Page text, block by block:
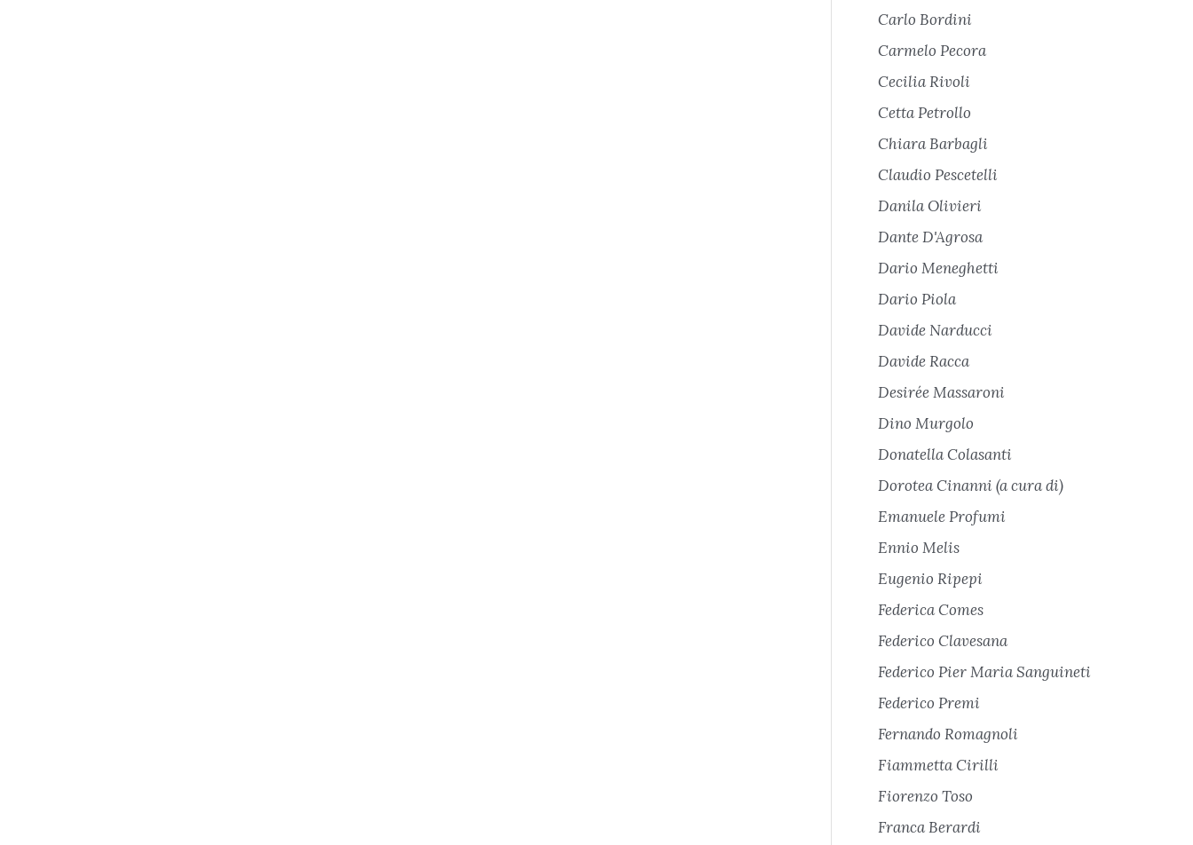
Carlo Bordini
Carmelo Pecora
Cecilia Rivoli
Cetta Petrollo
Chiara Barbagli
Claudio Pescetelli
Danila Olivieri
Dante D'Agrosa
Dario Meneghetti
Dario Piola
Davide Narducci
Davide Racca
Desirée Massaroni
Dino Murgolo
Donatella Colasanti
Dorotea Cinanni (a cura di)
Emanuele Profumi
Ennio Melis
Eugenio Ripepi
Federica Comes
Federico Clavesana
Federico Pier Maria Sanguineti
Federico Premi
Fernando Romagnoli
Fiammetta Cirilli
Fiorenzo Toso
Franca Berardi